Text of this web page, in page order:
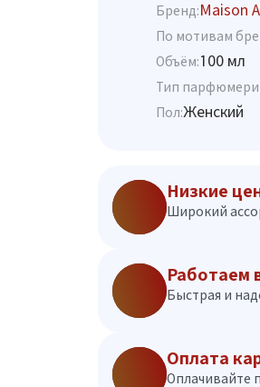
Бренд:Maison
По мотивам
Объём:100 мл
Тип
Пол:Женский
Низкие
Широкий
Работаем
Быстрая и
Оплата
Оплачивайте